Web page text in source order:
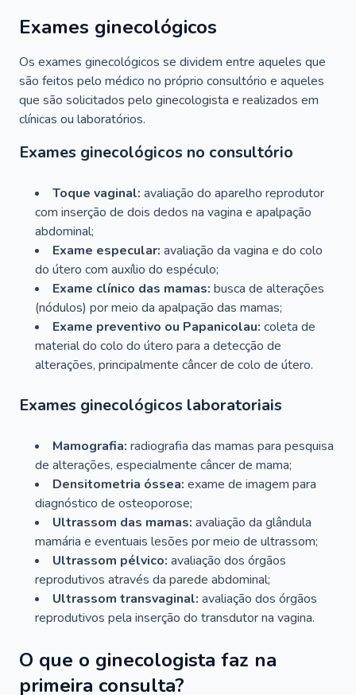
Exames ginecológicos
Os exames ginecológicos se dividem entre aqueles que
são feitos pelo médico no próprio consultório e aqueles
que são solicitados pelo ginecologista e realizados em
clínicas ou laboratórios.
Exames ginecológicos no consultório
Toque vaginal: avaliação do aparelho reprodutor
com inserção de dois dedos na vagina e apalpação
abdominal;
Exame especular: avaliação da vagina e do colo
do útero com auxílio do espéculo;
Exame clínico das mamas: busca de alterações
(nódulos) por meio da apalpação das mamas;
Exame preventivo ou Papanicolau: coleta de
material do colo do útero para a detecção de
alterações, principalmente câncer de colo de útero.
Exames ginecológicos laboratoriais
Mamografia: radiografia das mamas para pesquisa
de alterações, especialmente câncer de mama;
Densitometria óssea: exame de imagem para
diagnóstico de osteoporose;
Ultrassom das mamas: avaliação da glândula
mamária e eventuais lesões por meio de ultrassom;
Ultrassom pélvico: avaliação dos órgãos
reprodutivos através da parede abdominal;
Ultrassom transvaginal: avaliação dos órgãos
reprodutivos pela inserção do transdutor na vagina.
O que o ginecologista faz na
primeira consulta?